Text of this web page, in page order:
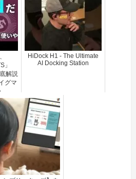
」
解説
グマ
HiDock H1 - The Ultimate
AI Docking Station